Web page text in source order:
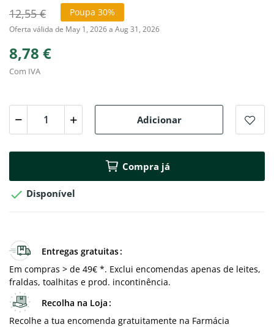
12,55 € Poupa 30%
Oferta válida de May 1, 2026 a Aug 31, 2026
8,78 €
Com IVA
Adicionar
Compra já
 Disponível
Entregas gratuitas
Em compras > de 49€ *. Exclui encomendas apenas de leites,
fraldas, toalhitas e prod. incontinência.
Recolha na Loja
Recolhe a tua encomenda gratuitamente na Farmácia